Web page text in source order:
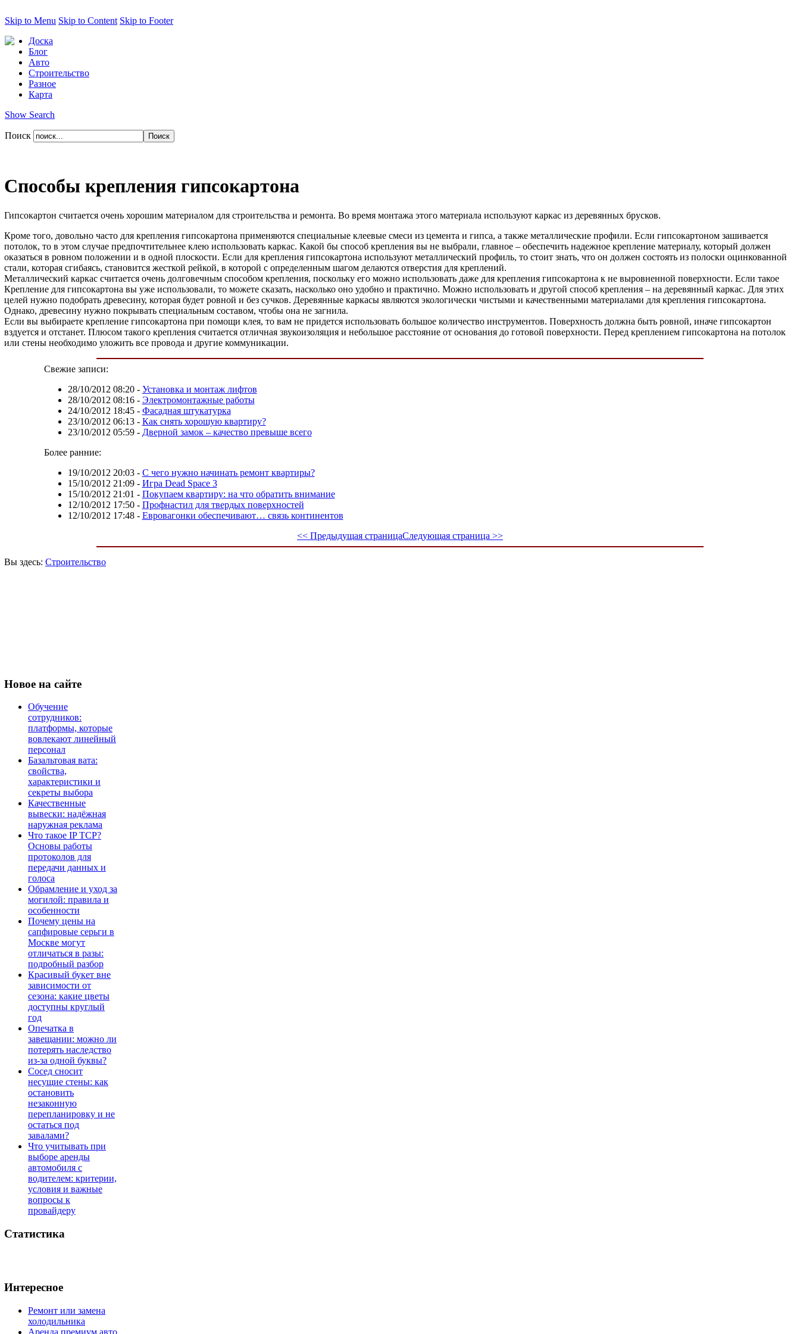
Skip to Menu Skip to Content Skip to Footer
Доска
Блог
Авто
Строительство
Разное
Карта
Show Search
Поиск
Способы крепления гипсокартона
Гипсокартон считается очень хорошим материалом для строительства и ремонта. Во время монтажа этого материала используют каркас из деревянных брусков.
Кроме того, довольно часто для крепления гипсокартона применяются специальные клеевые смеси из цемента и гипса, а также металлические профили. Если гипсокартоном зашивается
потолок, то в этом случае предпочтительнее клею использовать каркас. Какой бы способ крепления вы не выбрали, главное – обеспечить надежное крепление материалу, который должен
оказаться в ровном положении и в одной плоскости. Если для крепления гипсокартона используют металлический профиль, то стоит знать, что он должен состоять из полоски оцинкованной
стали, которая сгибаясь, становится жесткой рейкой, в которой с определенным шагом делаются отверстия для креплений.
Металлический каркас считается очень долговечным способом крепления, поскольку его можно использовать даже для крепления гипсокартона к не выровненной поверхности. Если такое
Крепление для гипсокартона вы уже использовали, то можете сказать, насколько оно удобно и практично. Можно использовать и другой способ крепления – на деревянный каркас. Для этих
целей нужно подобрать древесину, которая будет ровной и без сучков. Деревянные каркасы являются экологически чистыми и качественными материалами для крепления гипсокартона.
Однако, древесину нужно покрывать специальным составом, чтобы она не загнила.
Если вы выбираете крепление гипсокартона при помощи клея, то вам не придется использовать большое количество инструментов. Поверхность должна быть ровной, иначе гипсокартон
вздуется и отстанет. Плюсом такого крепления считается отличная звукоизоляция и небольшое расстояние от основания до готовой поверхности. Перед креплением гипсокартона на потолок
или стены необходимо уложить все провода и другие коммуникации.
Свежие записи:
28/10/2012 08:20- Установка и монтаж лифтов
28/10/2012 08:16- Электромонтажные работы
24/10/2012 18:45- Фасадная штукатурка
23/10/2012 06:13- Как снять хорошую квартиру?
23/10/2012 05:59- Дверной замок – качество превыше всего
Более ранние:
19/10/2012 20:03- С чего нужно начинать ремонт квартиры?
15/10/2012 21:09- Игра Dead Space 3
15/10/2012 21:01 - Покупаем квартиру: на что обратить внимание
12/10/2012 17:50- Профнастил для твердых поверхностей
12/10/2012 17:48- Евровагонки обеспечивают… связь континентов
<< Предыдущая страницаСледующая страница >>
Вы здесь: Строительство
Новое на сайте
Обучение
сотрудников:
платформы, которые
вовлекают линейный
персонал
Базальтовая вата:
свойства,
характеристики и
секреты выбора
Качественные
вывески: надёжная
наружная реклама
Что такое IP TCP?
Основы работы
протоколов для
передачи данных и
голоса
Обрамление и уход за
могилой: правила и
особенности
Почему цены на
сапфировые серьги в
Москве могут
отличаться в разы:
подробный разбор
Красивый букет вне
зависимости от
сезона: какие цветы
доступны круглый
год
Опечатка в
завещании: можно ли
потерять наследство
из-за одной буквы?
Сосед сносит
несущие стены: как
остановить
незаконную
перепланировку и не
остаться под
завалами?
Что учитывать при
выборе аренды
автомобиля с
водителем: критерии,
условия и важные
вопросы к
провайдеру
Статистика
Интересное
Ремонт или замена
холодильника